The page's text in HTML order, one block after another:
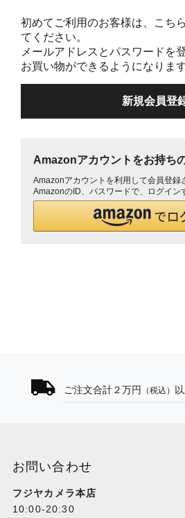
初めてご利用のお客様は、こち
てください。
メールアドレスとパスワードを
お買い物ができるようになります
Amazonアカウントをお持ち
Amazonアカウントを利用して会員登録
AmazonのID、パスワードで、ログイン
ご注文合計２万円 （税込）
お問い合わせ
フジヤカメラ本店
10:00-20:30